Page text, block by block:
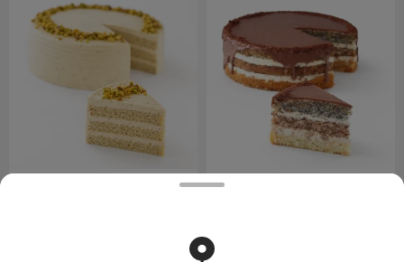
Кусочек Королевский